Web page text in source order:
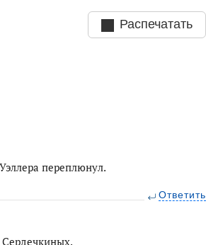
Распечатать
переплюнул.
Ответить
Сердечкиных.